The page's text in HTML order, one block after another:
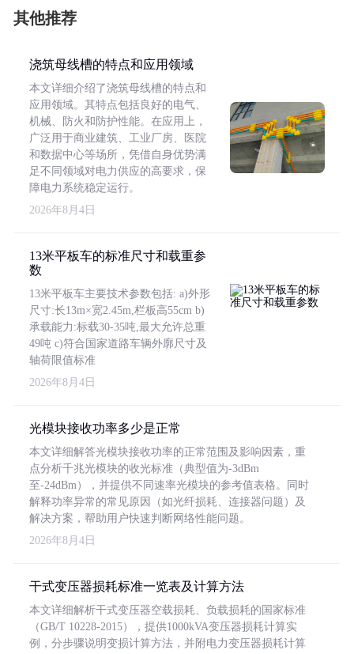
其他推荐
浇筑母线槽的特点和应用领域
本文详细介绍了浇筑母线槽的特点和
应用领域。其特点包括良好的电气、
机械、防火和防护性能。在应用上，
广泛用于商业建筑、工业厂房、医院
和数据中心等场所，凭借自身优势满
足不同领域对电力供应的高要求，保
障电力系统稳定运行。
2026年8月4日
13米平板车的标准尺寸和载重参
数
13米平板车主要技术参数包括: a)外形
尺寸:长13m×宽2.45m,栏板高55cm b)
承载能力:标载30-35吨,最大允许总重
49吨 c)符合国家道路车辆外廓尺寸及
轴荷限值标准
2026年8月4日
光模块接收功率多少是正常
本文详细解答光模块接收功率的正常范围及影响因素，重
点分析千兆光模块的收光标准（典型值为-3dBm
至-24dBm），并提供不同速率光模块的参考值表格。同时
解释功率异常的常见原因（如光纤损耗、连接器问题）及
解决方案，帮助用户快速判断网络性能问题。
2026年8月4日
干式变压器损耗标准一览表及计算方法
本文详细解析干式变压器空载损耗、负载损耗的国家标准
（GB/T 10228-2015），提供1000kVA变压器损耗计算实
例，分步骤说明变损计算方法，并附电力变压器损耗计算